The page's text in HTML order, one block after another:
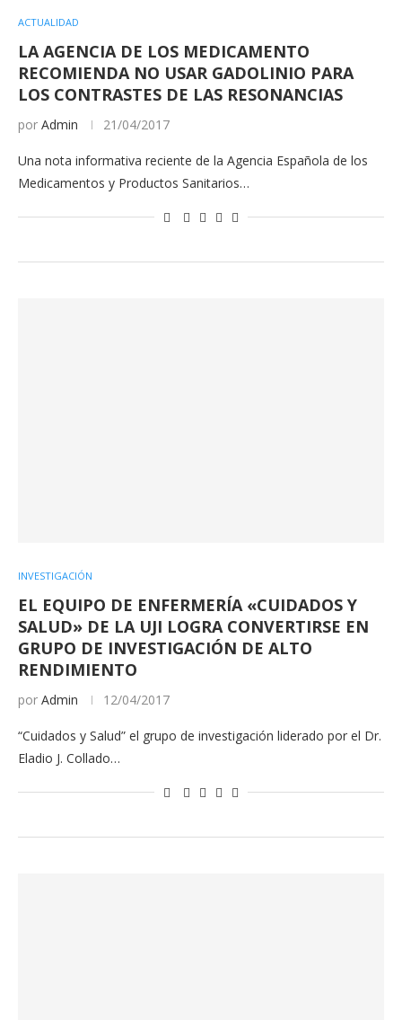
ACTUALIDAD
LA AGENCIA DE LOS MEDICAMENTO
RECOMIENDA NO USAR GADOLINIO PARA
LOS CONTRASTES DE LAS RESONANCIAS
por Admin 21/04/2017
Una nota informativa reciente de la Agencia Española de los
Medicamentos y Productos Sanitarios…
INVESTIGACIÓN
EL EQUIPO DE ENFERMERÍA «CUIDADOS Y
SALUD» DE LA UJI LOGRA CONVERTIRSE EN
GRUPO DE INVESTIGACIÓN DE ALTO
RENDIMIENTO
por Admin 12/04/2017
“Cuidados y Salud” el grupo de investigación liderado por el Dr.
Eladio J. Collado…